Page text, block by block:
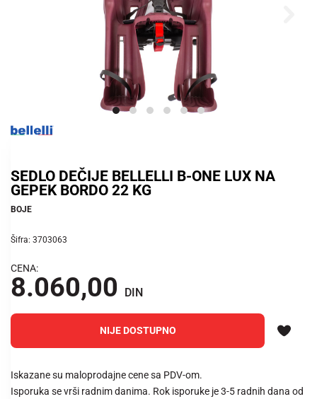
SEDLO DEČIJE BELLELLI B-ONE LUX NA
GEPEK BORDO 22 KG
BOJE
Šifra: 3703063
CENA:
8.060,00 DIN
NIJE DOSTUPNO
Iskazane su maloprodajne cene sa PDV-om.
Isporuka se vrši radnim danima. Rok isporuke je 3-5 radnih dana od